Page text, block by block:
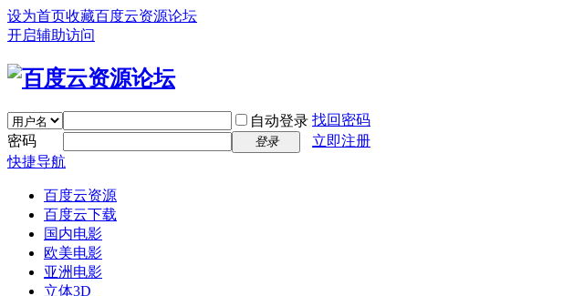
设为首页收藏百度云资源论坛
开启辅助访问
自动登录 找回密码
密码
登录
立即注册
快捷导航
百度云资源
百度云下载
国内电影
欧美电影
亚洲电影
立体3D